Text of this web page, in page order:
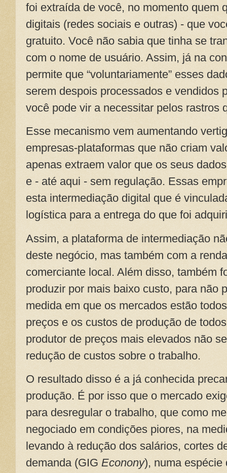
foi extraída de você, no momento quem
digitais (redes sociais e outras) - que
gratuito. Você não sabia que tinha se
com o nome de usuário. Assim, já na
permite que “voluntariamente” esses
serem despois processados e vendidos
você pode vir a necessitar pelos rastros
Esse mecanismo vem aumentando
empresas-plataformas que não criam
apenas extraem valor que os seus
e - até aqui - sem regulação. Essas
esta intermediação digital que é
logística para a entrega do que foi
Assim, a plataforma de intermediação
deste negócio, mas também com a
comerciante local. Além disso, também
produzir por mais baixo custo, para não
medida em que os mercados estão
preços e os custos de produção de
produtor de preços mais elevados não
redução de custos sobre o trabalho.
O resultado disso é a já conhecida
produção. É por isso que o mercado
para desregular o trabalho, que como
negociado em condições piores, na
levando à redução dos salários, cortes
demanda (GIG Econony), numa espécie